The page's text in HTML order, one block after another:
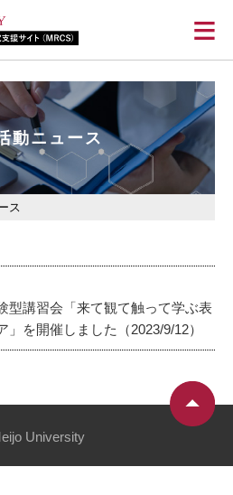
≡
動ニュース
ス
型講習会「来て観て触って学ぶ表
を開催しました（2023/9/12）
University